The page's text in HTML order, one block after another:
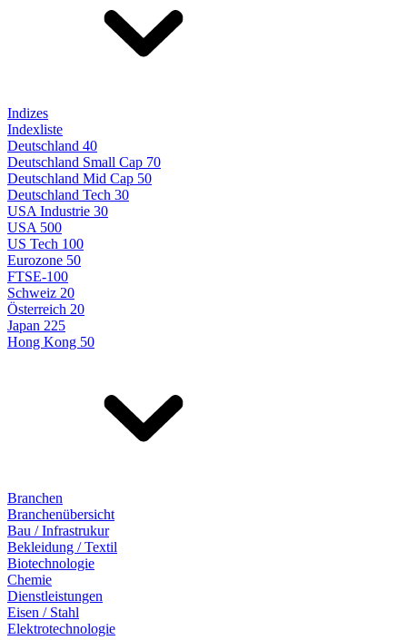
Indizes
Indexliste
Deutschland 40
Deutschland Small Cap 70
Deutschland Mid Cap 50
Deutschland Tech 30
USA Industrie 30
USA 500
US Tech 100
Eurozone 50
FTSE-100
Schweiz 20
Österreich 20
Japan 225
Hong Kong 50
Branchen
Branchenübersicht
Bau / Infrastrukur
Bekleidung / Textil
Biotechnologie
Chemie
Dienstleistungen
Eisen / Stahl
Elektrotechnologie